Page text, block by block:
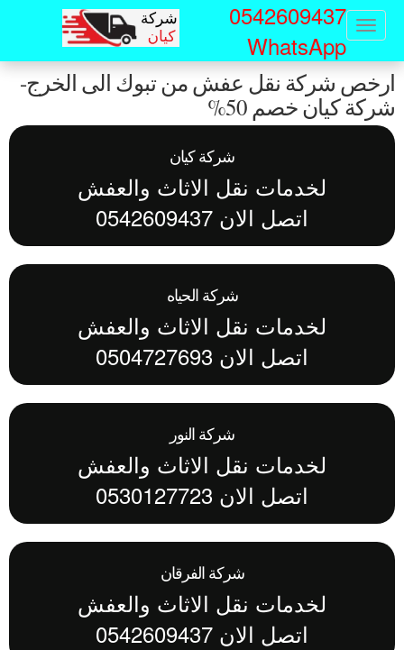
Toggle
navigation
0542609437
WhatsApp
شركة نقل عفش من تبوك الى الخرج-
كيان خصم 50%
شركة كيان
لخدمات نقل الاثاث والعفش
اتصل الان 0542609437
شركة الحياه
لخدمات نقل الاثاث والعفش
اتصل الان 0504727693
شركة النور
لخدمات نقل الاثاث والعفش
اتصل الان 0530127723
شركة الفرقان
لخدمات نقل الاثاث والعفش
اتصل الان 0542609437